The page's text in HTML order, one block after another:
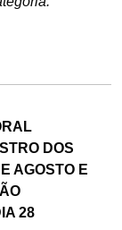
DOS
AGOSTO E
28